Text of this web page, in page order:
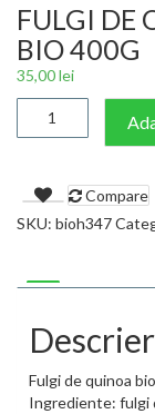
FULGI DE
BIO 400G
35,00lei
FULGI
FARA
GLUTEN
Compare
SKU: bioh347
Fulgi de quinoa
Ingrediente: fulgi